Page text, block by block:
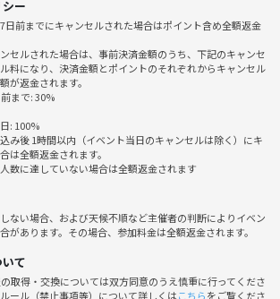
(金）
開始します。
津駅が最寄りです。
ーーーーーーーー
ださい。
ナンパ・暴言等
ー
日前までにキャンセルされた場合はポイント含め全額返金
セルされた場合は、事前決済金額のうち、下記のキャンセ
料になり、決済金額とポイントのそれぞれからキャンセル
が返金されます。
まで: 30%
: 100%
み後 1時間以内（イベント当日のキャンセルは除く）にキ
は全額返金されます。
数に達していない場合は全額返金されます
ない場合、および天候不順など主催者の判断によりイベン
があります。その場合、参加料金は全額返金されます。
て
取得・交換については双方同意のうえ慎重に行ってくださ
ール（禁止事項等）について詳しくはこちらをご覧くださ